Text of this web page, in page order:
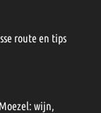
route en tips
wijn,